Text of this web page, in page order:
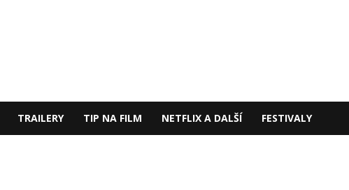
TRAILERY TIP NA FILM NETFLIX A DALŠÍ FESTIVALY